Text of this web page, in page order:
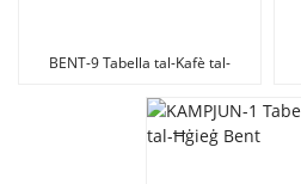
BENT-9 Tabella tal-Kafè tal-